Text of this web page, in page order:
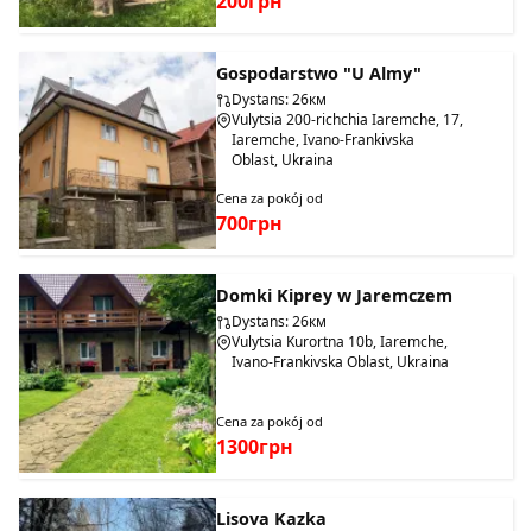
Gospodarstwo "U Almy"
Dystans: 26км
Vulytsia 200-richchia Iaremche, 17,
Iaremche, Ivano-Frankivska
Oblast, Ukraina
Cena za pokój od
700грн
Domki Kiprey w Jaremczem
Dystans: 26км
Vulytsia Kurortna 10b, Iaremche,
Ivano-Frankivska Oblast, Ukraina
Cena za pokój od
1300грн
Lisova Kazka